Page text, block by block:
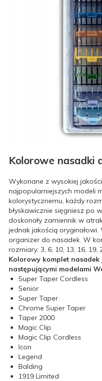
Kolorowe nasadki
Wykonane z wysokiej
najpopularniejszych modeli
kolorystycznemu, każdy
błyskawicznie sięgniesz po
doskonały zamiennik w
jednak jakością
organizer do nasadek. W
rozmiary: 3, 6, 10, 13, 16, 19,
Kolorowy komplet
następującymi modelami
Super Taper Cordless
Senior
Super Taper
Chrome Super Taper
Taper 2000
Magic Clip
Magic Clip Cordless
Icon
Legend
Balding
1919 Limited